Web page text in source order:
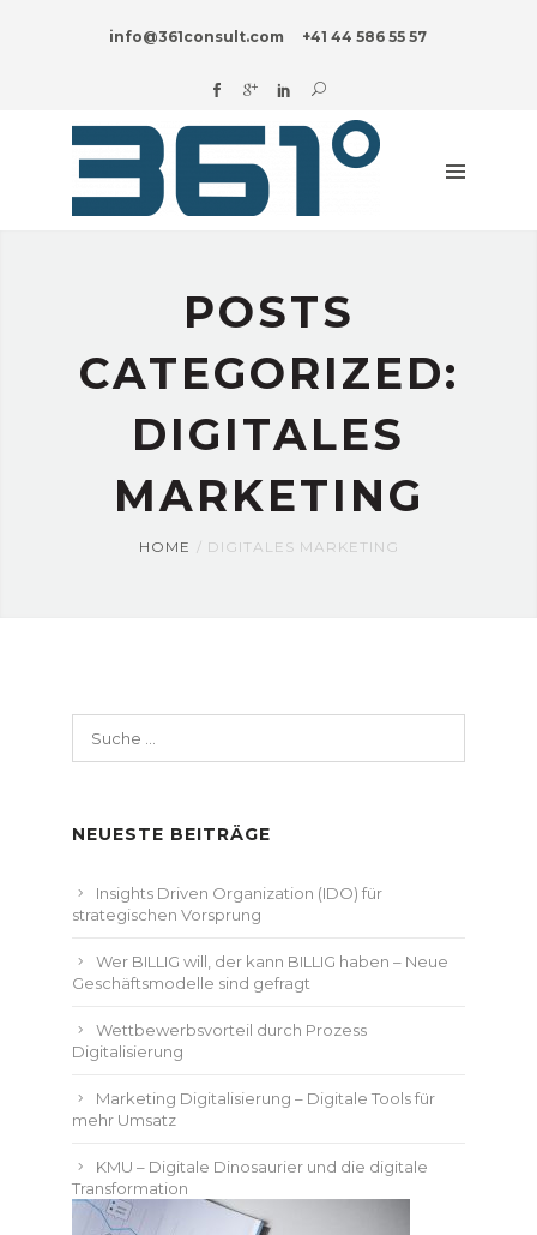
BRANCHEN
info@361consult.com +41 44 586 55 57
POSTS
CATEGORIZED:
DIGITALES
MARKETING
HOME DIGITALES MARKETING
Suche
NEUESTE BEITRÄGE
Insights Driven Organization (IDO) für
strategischen Vorsprung
Wer BILLIG will, der kann BILLIG haben – Neue
Geschäftsmodelle sind gefragt
Wettbewerbsvorteil durch Prozess
Digitalisierung
Marketing Digitalisierung – Digitale Tools für
mehr Umsatz
KMU – Digitale Dinosaurier und die digitale
Transformation